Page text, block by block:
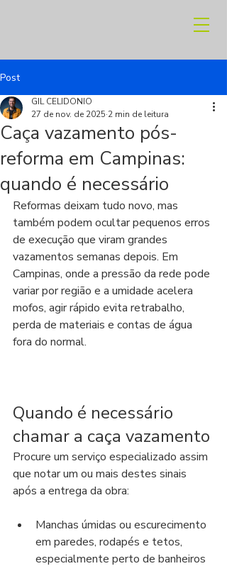
Post
Caça vazamento pós-
reforma em Campinas:
quando é necessário
GIL CELIDONIO
27 de nov. de 2025 2 min de leitura
Reformas deixam tudo novo, mas
também podem ocultar pequenos erros
de execução que viram grandes
vazamentos semanas depois. Em
Campinas, onde a pressão da rede pode
variar por região e a umidade acelera
mofos, agir rápido evita retrabalho,
perda de materiais e contas de água
fora do normal.
Quando é necessário
chamar a caça vazamento
Procure um serviço especializado assim
que notar um ou mais destes sinais
após a entrega da obra:
Manchas úmidas ou escurecimento
em paredes, rodapés e tetos,
especialmente perto de banheiros